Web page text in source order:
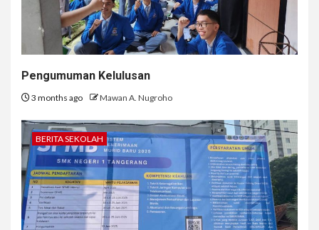
Pengumuman Kelulusan
3 months ago Mawan A. Nugroho
BERITA SEKOLAH